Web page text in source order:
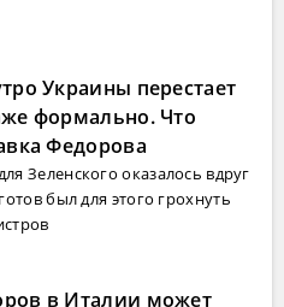
Украины перестает
формально. Что
Федорова
Зеленского оказалось вдруг
был для этого грохнуть
в Италии может